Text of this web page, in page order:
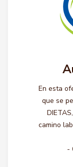
En esta
que se
camino
-